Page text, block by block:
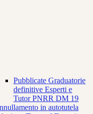
Pubblicate Graduatorie
definitive Esperti e
Tutor PNRR DM 19
in autotutela